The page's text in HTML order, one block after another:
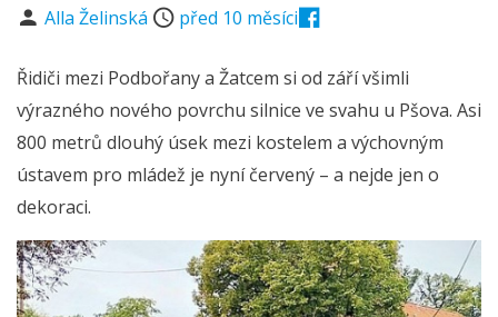
Alla Želinská před 10 měsíci
Řidiči mezi Podbořany a Žatcem si od září všimli
výrazného nového povrchu silnice ve svahu u Pšova. Asi
800 metrů dlouhý úsek mezi kostelem a výchovným
ústavem pro mládež je nyní červený – a nejde jen o
dekoraci.